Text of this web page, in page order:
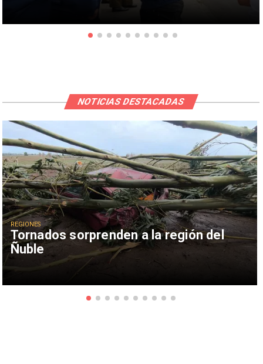
Tornados sorprenden a la región del
Ñuble
REGIONES
NOTICIAS DESTACADAS